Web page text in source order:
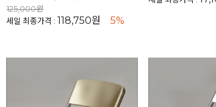
125,000원
세일 최종가격 : 118,750원 5%